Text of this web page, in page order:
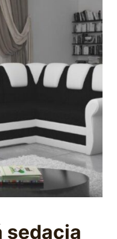
sedacia